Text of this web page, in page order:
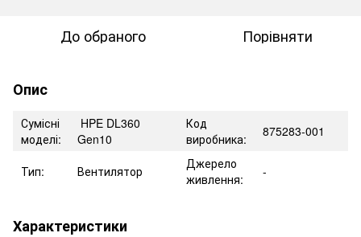
До обраного Порівняти
Опис
Сумісні
моделі:
HPE DL360
Gen10
Код
виробника:
875283-001
Тип: Вентилятор
Джерело
живлення:
-
Характеристики